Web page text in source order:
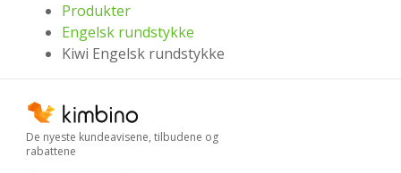
Produkter
Engelsk rundstykke
Kiwi Engelsk rundstykke
De nyeste kundeavisene, tilbudene og
rabattene